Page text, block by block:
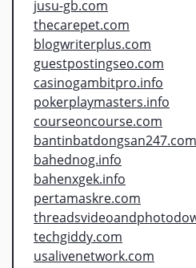
jusu-gb.com
thecarepet.com
blogwriterplus.com
guestpostingseo.com
casinogambitpro.info
pokerplaymasters.info
courseoncourse.com
bantinbatdongsan247.com
bahednog.info
bahenxgek.info
pertamaskre.com
techgiddy.com
usalivenetwork.com